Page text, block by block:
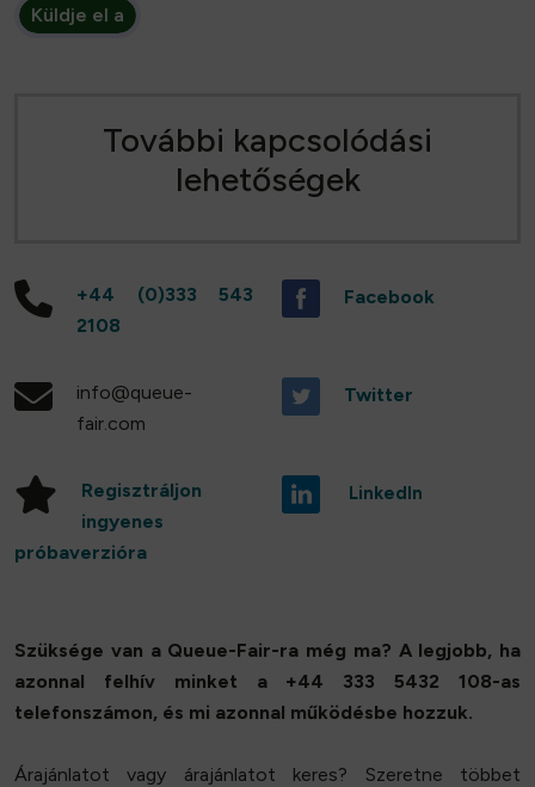
Küldje el a
További kapcsolódási
lehetőségek
+44 (0)333 543
2108
Facebook
info@queue-
fair.com
Twitter
Regisztráljon
ingyenes
próbaverzióra
LinkedIn
Szüksége van a Queue-Fair-ra még ma? A legjobb, ha
azonnal felhív minket a +44 333 5432 108-as
telefonszámon, és mi azonnal működésbe hozzuk.
Árajánlatot vagy árajánlatot keres? Szeretne többet